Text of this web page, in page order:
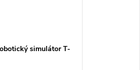
simulátor T-